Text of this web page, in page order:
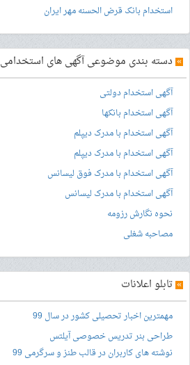
استخدام بانک قرض الحسنه مهر ایران
» دسته بندی موضوعی آگهی های استخدامی
آگهی استخدام دولتی
آگهی استخدام بانکها
آگهی استخدام با مدرک دیپلم
آگهی استخدام با مدرک دیپلم
آگهی استخدام با مدرک فوق لیسانس
آگهی استخدام با مدرک لیسانس
نحوه نگارش رزومه
مصاحبه شغلی
» تابلو اعلانات
مهمترین اخبار تحصیلی کشور در سال 99
طراحی بنرتدریس خصوصی آیلتس
نوشته های کاربران در قالب طنز و سرگرمی 99